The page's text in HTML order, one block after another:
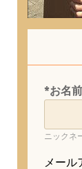
*お名
ニックネ
メール